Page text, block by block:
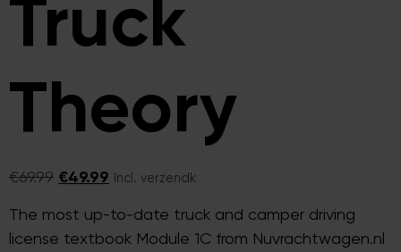
Truck
Theory
€69.99 €49.99 Incl. verzendk
The most up-to-date truck and camper driving
license textbook Module 1C from Nuvrachtwagen.nl